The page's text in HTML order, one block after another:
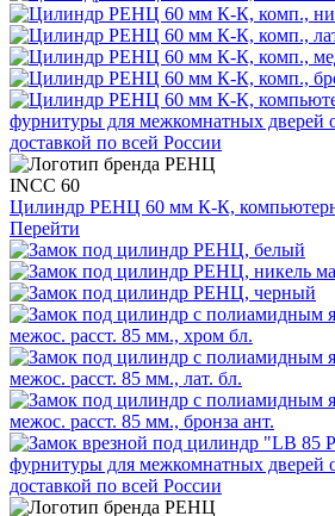
INCC 60
Цилиндр РЕНЦ 60 мм К-К,
Перейти